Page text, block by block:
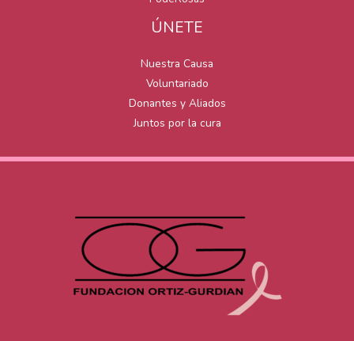
ÚNETE
Nuestra Causa
Voluntariado
Donantes y Aliados
Juntos por la cura